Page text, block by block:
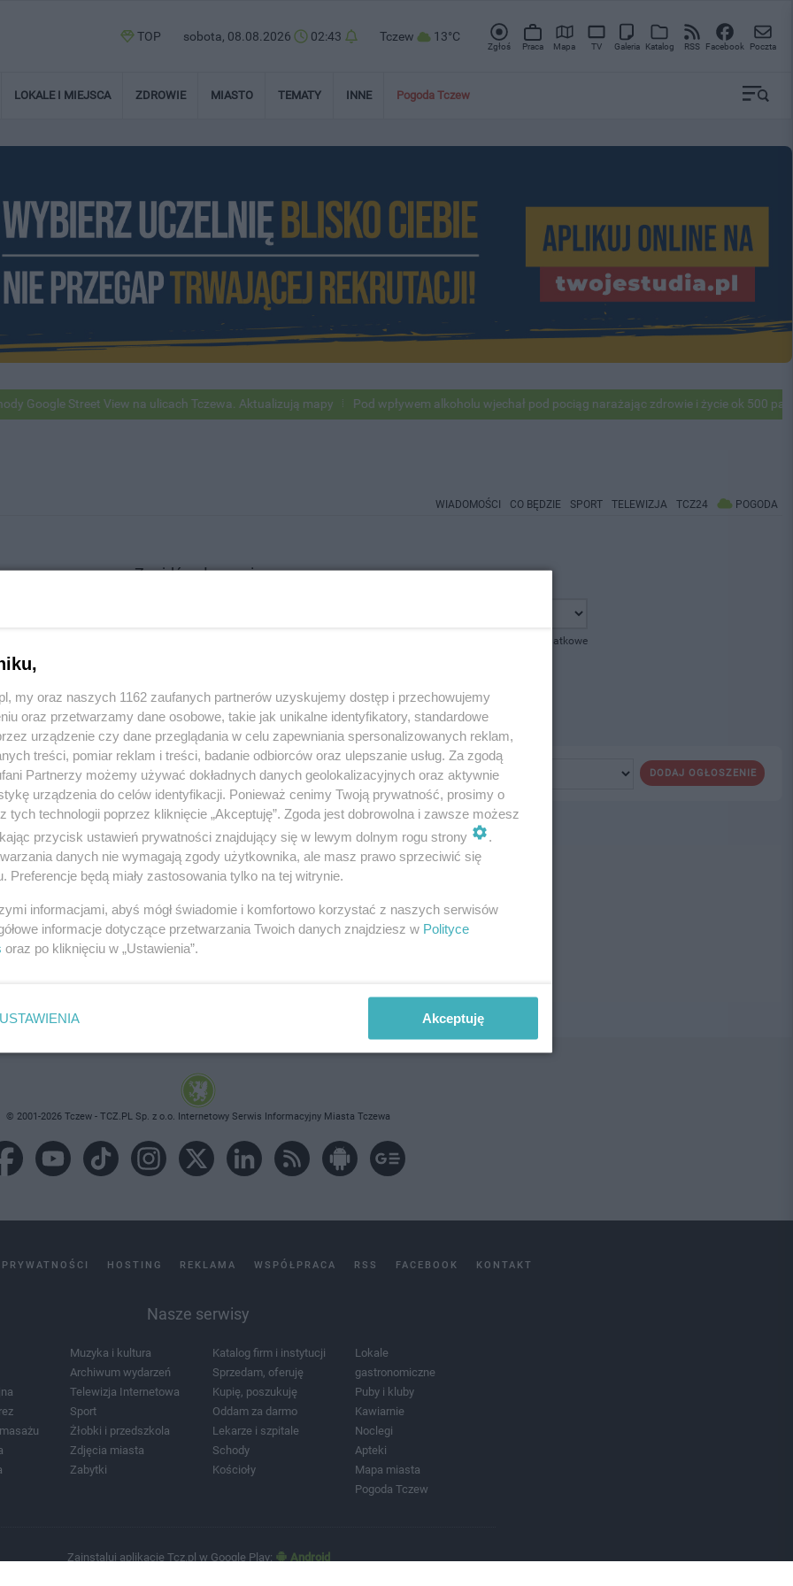
TOP sobota, 08.08.2026 02:43 Tczew 13°C
Zgłoś Praca Mapa TV Galeria Katalog RSS Facebook Poczta
LOKALE I MIEJSCA ZDROWIE MIASTO TEMATY INNE Pogoda Tczew
Google Street View na ulicach Tczewa. Aktualizują mapy Pod wpływem alkoholu wjechał pod pociąg narażając zdrowie i życie ok 500
WIADOMOŚCI CO BĘDZIE SPORT TELEWIZJA TCZ24 POGODA
Znajdź ogłoszenie
pokaż opcje dodatkowe
DODAJ OGŁOSZENIE
ogłoszenie nie istnieje lub nie jest jeszcze aktywne!
© 2001-2026 Tczew - TCZ.PL Sp. z o.o. Internetowy Serwis Informacyjny Miasta Tczewa
HOSTING REKLAMA WSPÓŁPRACA RSS FACEBOOK KONTAKT
Nasze serwisy
Muzyka i kultura
Archiwum wydarzeń
Telewizja Internetowa
Sport
Żłobki i przedszkola
Zdjęcia miasta
Zabytki
Katalog firm i instytucji
Sprzedam, oferuję
Kupię, poszukuję
Oddam za darmo
Lekarze i szpitale
Schody
Kościoły
Lokale
gastronomiczne
Puby i kluby
Kawiarnie
Noclegi
Apteki
Mapa miasta
Pogoda Tczew
Zainstaluj aplikację Tcz.pl w Google Play: Android
my oraz naszych 1162 zaufanych partnerów uzyskujemy dostęp i przechowujemy
oraz przetwarzamy dane osobowe, takie jak unikalne identyfikatory, standardowe
urządzenie czy dane przeglądania w celu zapewniania spersonalizowanych reklam,
treści, pomiar reklam i treści, badanie odbiorców oraz ulepszanie usług. Za zgodą
Partnerzy możemy używać dokładnych danych geolokalizacyjnych oraz aktywnie
urządzenia do celów identyfikacji. Ponieważ cenimy Twoją prywatność, prosimy o
tych technologii poprzez kliknięcie „Akceptuję”. Zgoda jest dobrowolna i zawsze możesz
przycisk ustawień prywatności znajdujący się w lewym dolnym rogu strony
danych nie wymagają zgody użytkownika, ale masz prawo sprzeciwić się
Preferencje będą miały zastosowania tylko na tej witrynie.
informacjami, abyś mógł świadomie i komfortowo korzystać z naszych serwisów
informacje dotyczące przetwarzania Twoich danych znajdziesz w Polityce
oraz po kliknięciu w „Ustawienia”.
USTAWIENIA Akceptuję